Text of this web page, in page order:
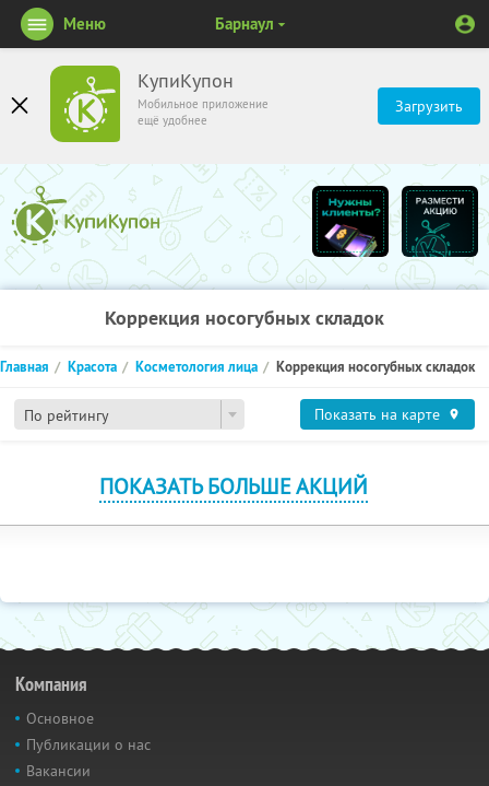
КупиКупон
Мобильное приложение
ещё удобнее
Загрузить
Меню Барнаул
Коррекция носогубных складок
По рейтингу
Главная Красота Косметология лица Коррекция носогубных складок
Показать на карте
ПОКАЗАТЬ БОЛЬШЕ АКЦИЙ
Компания
Основное
Публикации о нас
Вакансии